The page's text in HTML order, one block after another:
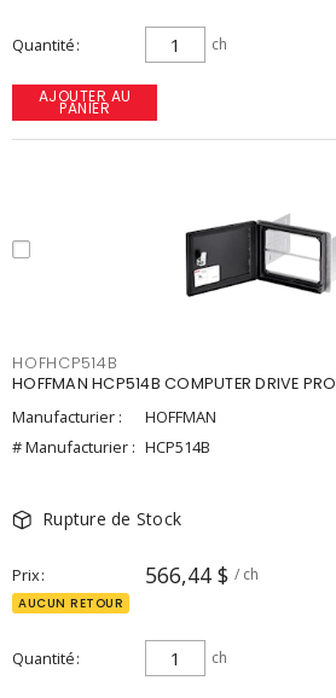
Quantité ch
AJOUTER AU
PANIER
HOFHCP514B
HOFFMAN HCP514B COMPUTER DRIVE
Manufacturier :
HOFFMAN
# Manufacturier : HCP514B
Rupture de Stock
Prix 566,44 $ / ch
AUCUN RETOUR
Quantité ch